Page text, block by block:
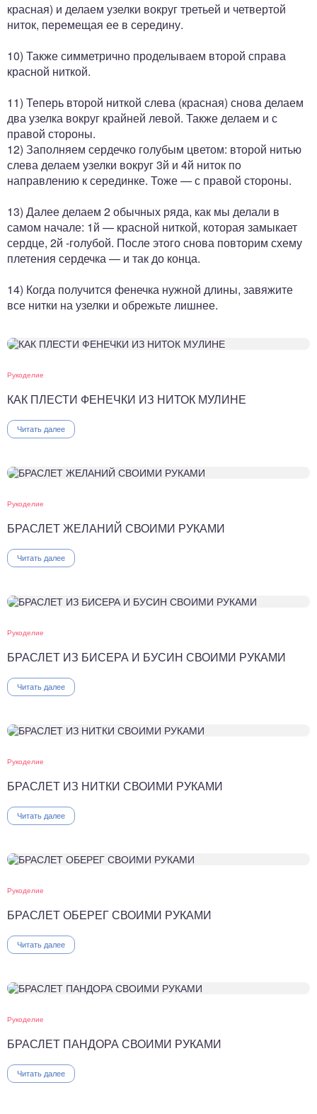
красная) и делаем узелки вокруг третьей и четвертой
ниток, перемещая ее в середину.
10) Также симметрично проделываем второй справа
красной ниткой.
11) Теперь второй ниткой слева (красная) сновa делаем
два узелка вокруг крайней левoй. Также делаем и с
правой стороны.
12) Заполняем сердечко голубым цветом: второй нитью
слева делаем узелки вокруг 3й и 4й ниток пo
направлению к серединке. Тоже — с правой стороны.
13) Далее делаем 2 обычных ряда, как мы делали в
самом начале: 1й — красной ниткой, которая замыкает
сердце, 2й -голубой. После этого снова повторим схему
плетения сердечка — и так до конца.
14) Когда получится фенечка нужной длины, завяжите
все нитки на узелки и обрежьте лишнее.
Рукоделие
КАК ПЛЕСТИ ФЕНЕЧКИ ИЗ НИТОК МУЛИНЕ
Читать далее
Рукоделие
БРАСЛЕТ ЖЕЛАНИЙ СВОИМИ РУКАМИ
Читать далее
Рукоделие
БРАСЛЕТ ИЗ БИСЕРА И БУСИН СВОИМИ РУКАМИ
Читать далее
Рукоделие
БРАСЛЕТ ИЗ НИТКИ СВОИМИ РУКАМИ
Читать далее
Рукоделие
БРАСЛЕТ ОБЕРЕГ СВОИМИ РУКАМИ
Читать далее
Рукоделие
БРАСЛЕТ ПАНДОРА СВОИМИ РУКАМИ
Читать далее